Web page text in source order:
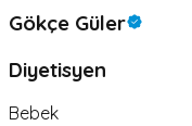
Gökçe Güler
Diyetisyen
Bebek